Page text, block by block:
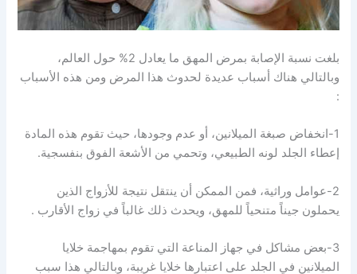
بلغت نسبة الإصابة بمرض المهق ما يعادل 2% حول العالم،
وبالتالي هناك أسباب عديدة لحدوث هذا المرض ومن هذه الأسباب
:
1-انخفاض صبغة الميلانين، أو عدم وجودها، حيث تقوم هذه المادة
إعطاء الجلد لونه الطبيعي، وتحمي من الأشعة الفوق بنفسجية.
2-عوامل وراثية، فمن الممكن أن ينتقل نتيجة للأزواج الذين
يحملون جيناً متنحياً للمهق، ويحدث ذلك غالباً في زواج الأقارب .
3-بعض مشاكل في جهاز المناعة التي تقوم بمهاجمة خلايا
الميلانين في الجلد على اعتبارها خلايا غريبة، وبالتالي هذا سبب